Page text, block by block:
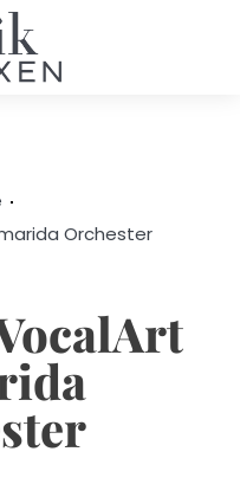
Orchester